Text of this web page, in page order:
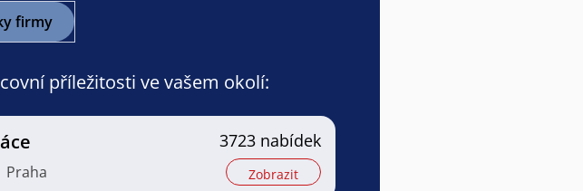
firmy
příležitosti ve vašem okolí:
Praha
3723 nabídek
Zobrazit